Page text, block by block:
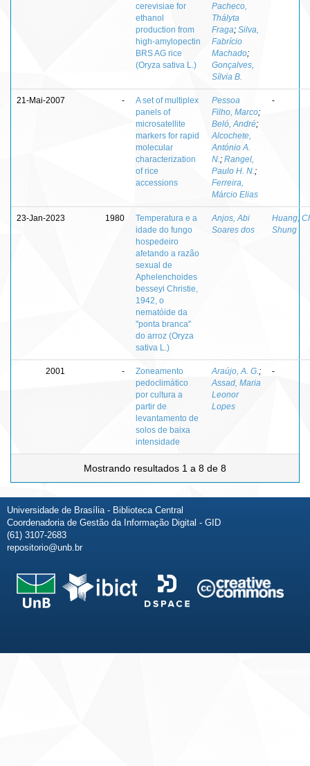
cerevisiae for
ethanol
production from
high‑amylopectin
BRS AG rice
(Oryza sativa L.)
Pacheco,
Thályta
Fraga; Silva,
Fabrício
Machado;
Gonçalves,
Sílvia B.
21-Mai-2007 -
A set of multiplex
panels of
microsatellite
markers for rapid
molecular
characterization
of rice
accessions
Pessoa
Filho, Marco;
Beló, André;
Alcochete,
António A.
N. ; Rangel,
Paulo H. N. ;
Ferreira,
Márcio Elias
-
23-Jan-2023 1980
Temperatura e a
idade do fungo
hospedeiro
afetando a razão
sexual de
Aphelenchoides
besseyi Christie,
1942, o
nematóide da
"ponta branca"
do arroz (Oryza
sativa L.)
Anjos, Abi
Soares dos
Huang,
Shung
2001 -
Zoneamento
pedoclimático
por cultura a
partir de
levantamento de
solos de baixa
intensidade
Araújo, A. G. ;
Assad, Maria
Leonor
Lopes
-
Mostrando resultados 1 a 8 de 8
Universidade de Brasília - Biblioteca Central
Coordenadoria de Gestão da Informação Digital - GID
(61) 3107-2683
repositorio@unb.br